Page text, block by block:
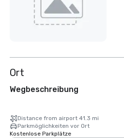
Ort
Wegbeschreibung
Distance from airport 41.3 mi
Parkmöglichkeiten vor Ort
Kostenlose Parkplätze